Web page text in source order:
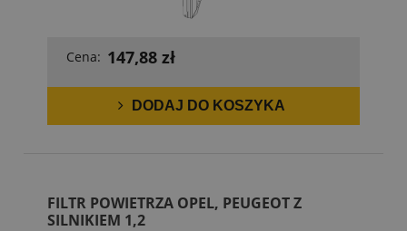
Cena: 147,88 zł
DODAJ DO KOSZYKA
FILTR POWIETRZA OPEL, PEUGEOT Z
SILNIKIEM 1,2